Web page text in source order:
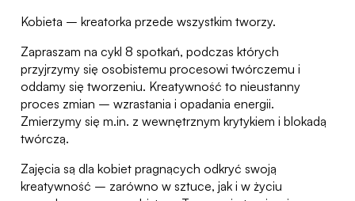
Kobieta – kreatorka przede wszystkim tworzy.
Zapraszam na cykl 8 spotkań, podczas których
przyjrzymy się osobistemu procesowi twórczemu i
oddamy się tworzeniu. Kreatywność to nieustanny
proces zmian – wzrastania i opadania energii.
Zmierzymy się m.in. z wewnętrznym krytykiem i blokadą
twórczą.
Zajęcia są dla kobiet pragnących odkryć swoją
kreatywność – zarówno w sztuce, jak i w życiu